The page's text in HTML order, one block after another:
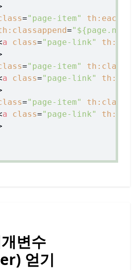
="page-item" th:each
=
a class="page-link"
th:href
="page-item"
a class="page-link"
th:href
="page-item"
a class="page-link"
th:href
변수
얻기